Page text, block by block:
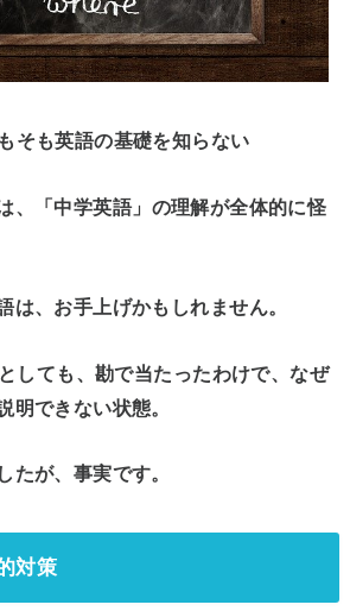
そも英語の基礎を知らない
、 「中学英語」の理解が全体的に怪
は、お手上げかもしれません。
しても、勘で当たったわけで、なぜ
明できない状態。
たが、事実です。
対策